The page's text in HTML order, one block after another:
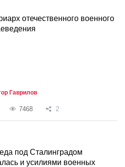
отечественного военного
Гаврилов
7468 2
под Сталинградом
и усилиями военных